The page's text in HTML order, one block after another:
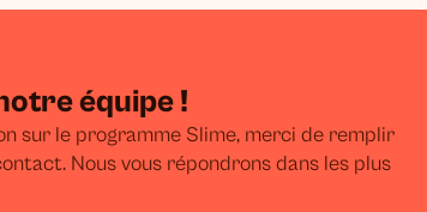
équipe !
sur le programme Slime, merci de remplir
Nous vous répondrons dans les plus